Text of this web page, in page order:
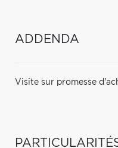
ADDENDA
Visite sur promesse